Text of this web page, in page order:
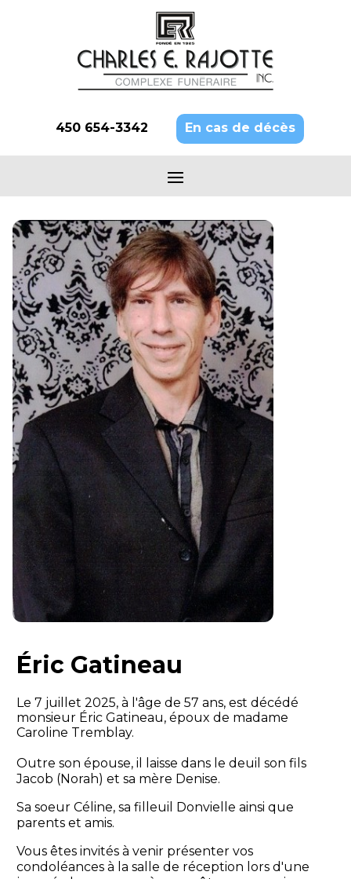
450 654-3342 En cas de décès
Éric Gatineau
Le 7 juillet 2025, à l'âge de 57 ans, est décédé
monsieur Éric Gatineau, époux de madame
Caroline Tremblay.
Outre son épouse, il laisse dans le deuil son fils
Jacob (Norah) et sa mère Denise.
Sa soeur Céline, sa filleuil Donvielle ainsi que
parents et amis.
Vous êtes invités à venir présenter vos
condoléances à la salle de réception lors d'une